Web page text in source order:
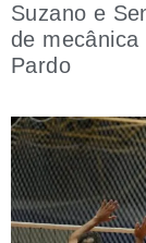
Suzano e
de mecânica
Pardo